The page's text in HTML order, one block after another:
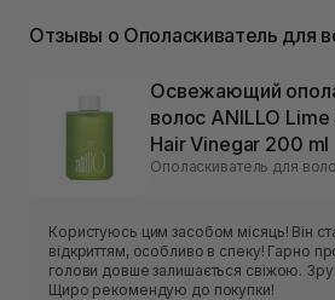
Отзывы о Ополаскиватель для
Освежающий
волос ANILLO
Hair Vinegar 200 ml
Ополаскиватель для
Користуюсь цим засобом місяць! Він
відкриттям, особливо в спеку! Гарно
голови довше залишається свіжою.
Щиро рекомендую до покупки!